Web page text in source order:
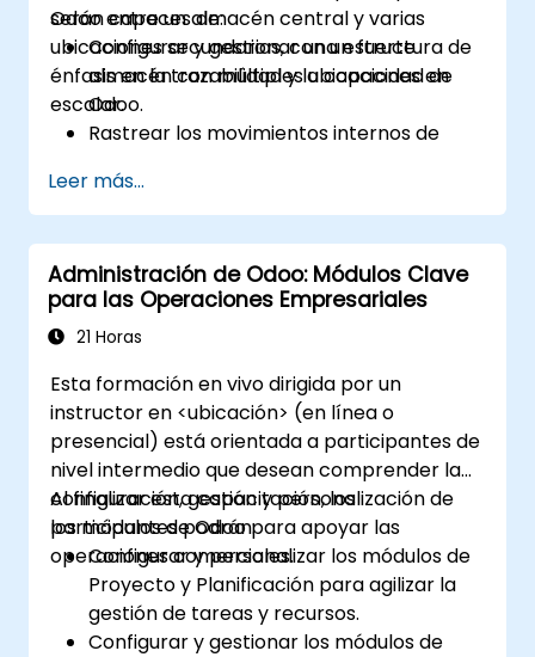
Odoo entre un almacén central y varias
ubicaciones secundarias, con un fuerte
énfasis en la trazabilidad y la capacidad de
escalar.
serán capaces de:
Configurar y gestionar una estructura de
almacén con múltiples ubicaciones en
Odoo.
Rastrear los movimientos internos de
entre almacenes.
Registrar y rastrear órdenes de compra
desde la recepción hasta la distribución.
Habilitar y gestionar la trazabilidad
basada en números de serie y lotes.
Diseñar un sistema de inventario
las mejores prácticas.
Leer más...
Administración de Odoo: Módulos Clave
para las Operaciones Empresariales
21 Horas
Esta formación en vivo dirigida por un
instructor en <ubicación> (en línea o
presencial) está orientada a participantes de
nivel intermedio que desean comprender la
configuración, gestión y personalización de
los módulos de Odoo para apoyar las
operaciones comerciales.
Al finalizar esta capacitación, los
participantes podrán:
Configurar y personalizar los módulos de
Proyecto y Planificación para agilizar la
gestión de tareas y recursos.
Configurar y gestionar los módulos de